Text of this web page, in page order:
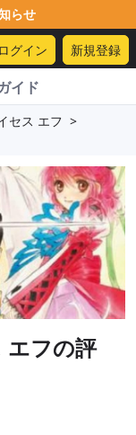
らせ
ログイン 新規登録
イド
セス エフ >
エフの評